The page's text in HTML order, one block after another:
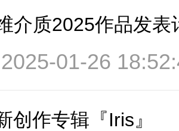
介质2025作品发表
01-26
创作专辑『Iris』